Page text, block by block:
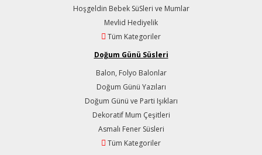
Hoşgeldin Bebek SüSleri ve Mumlar
Mevlid Hediyelik
Tüm Kategoriler
Doğum Günü Süsleri
Balon, Folyo Balonlar
Doğum Günü Yazıları
Doğum Günü ve Parti Işıkları
Dekoratif Mum Çeşitleri
Asmalı Fener Süsleri
Tüm Kategoriler